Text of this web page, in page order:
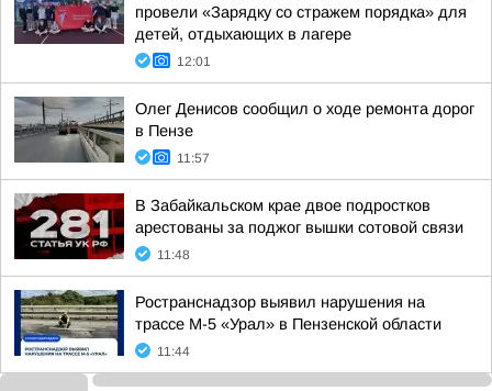
провели «Зарядку со стражем порядка» для
детей, отдыхающих в лагере
12:01
Олег Денисов сообщил о ходе ремонта дорог
в Пензе
11:57
В Забайкальском крае двое подростков
арестованы за поджог вышки сотовой связи
11:48
Ространснадзор выявил нарушения на
трассе М-5 «Урал» в Пензенской области
11:44